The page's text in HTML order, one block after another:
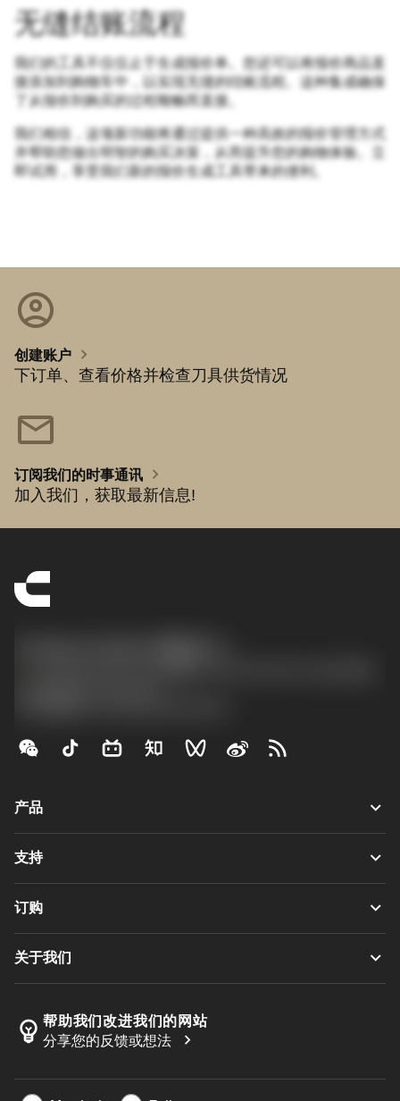
无缝结账流程
我们的工具不仅仅止于生成报价单。您还可以将报价商品直
接添加到购物车中，以实现无缝的结账流程。这种集成确保
了从报价到购买的过程顺畅而直接。
我们相信，这项新功能将通过提供一种高效的报价管理方式
并帮助您做出明智的购买决策，从而提升您的购物体验。立
即试用，享受我们新的报价生成工具带来的便利。
account_circle
创建账户 chevron_right
下订单、查看价格并检查刀具供货情况
mail
订阅我们的时事通讯 chevron_right
加入我们，获取最新信息!
产品 keyboard_arrow_down
所有软件
翻新
支持 keyboard_arrow_down
分销商和专业人士
计算器和应用程序
订购 keyboard_arrow_down
订购
跟踪订单
生成报价单
关于我们 keyboard_arrow_down
Manufacturing Wellness
职业发展
文章
emoji_objects 帮助我们改进我们的网站
分享您的反馈或想法
chevron_right